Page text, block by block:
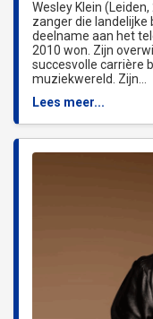
Wesley Klein
zanger die
deelname aan het
2010 won. Zijn
succesvolle carrière
muziekwereld. Zijn...
Lees meer...